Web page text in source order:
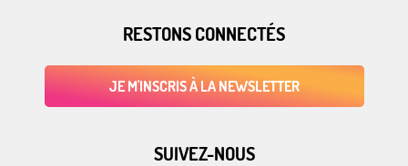
RESTONS CONNECTÉS
JE M'INSCRIS À LA NEWSLETTER
SUIVEZ-NOUS